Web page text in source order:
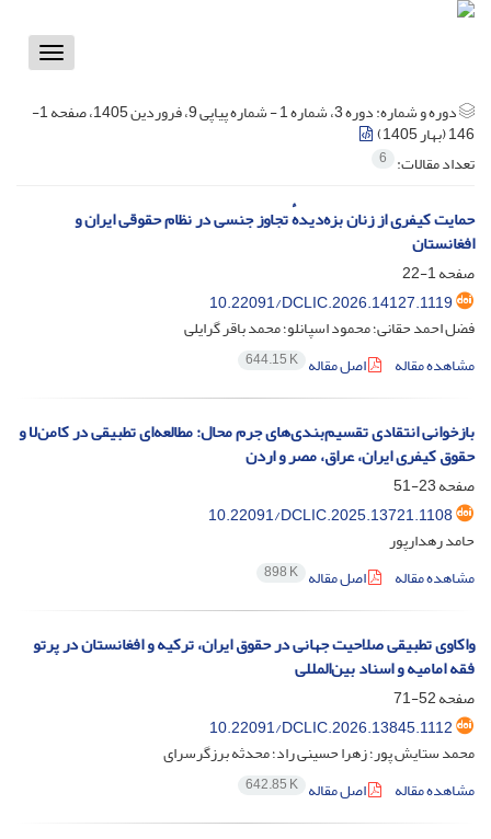
Toggle
دوره و شماره:
دوره 3، شماره 1 - شماره پیاپی 9، فروردین 1405، صفحه 1-
146 (بهار 1405)
تعداد مقالات: 6
حمایت کیفری از زنان بزه‌دیدهٔ تجاوز جنسی در نظام حقوقی ایران و
افغانستان
صفحه1-22
10.22091/DCLIC.2026.14127.1119
فضل احمد حقانی؛ محمود اسپانلو؛ محمد باقر گرایلی
مشاهده مقاله
اصل مقاله 644.15 K
بازخوانی انتقادی تقسیم‌بندی‌های جرم محال: مطالعه‌ای تطبیقی در کامن‌لا و
حقوق کیفری ایران، عراق، مصر و اردن
صفحه23-51
10.22091/DCLIC.2025.13721.1108
حامد رهدارپور
مشاهده مقاله
اصل مقاله 898 K
واکاوی تطبیقی صلاحیت جهانی در حقوق ایران، ترکیه و افغانستان در پرتو
فقه امامیه و اسناد بین‌المللی
صفحه52-71
10.22091/DCLIC.2026.13845.1112
محمد ستایش پور؛ زهرا حسینی راد؛ محدثه برزگرسرای
مشاهده مقاله
اصل مقاله 642.85 K